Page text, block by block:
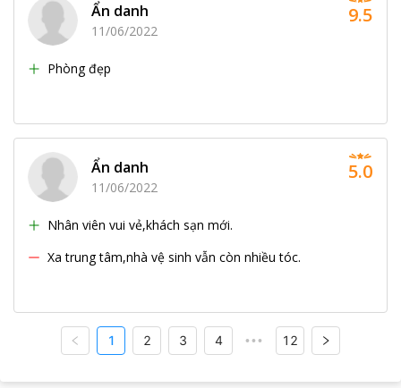
Ẩn danh
11/06/2022
Phòng đẹp
9.5
Ẩn danh
11/06/2022
Nhân viên vui vẻ,khách sạn mới.
Xa trung tâm,nhà vệ sinh vẫn còn nhiều tóc.
5.0
1 2 3 4 ••• 12